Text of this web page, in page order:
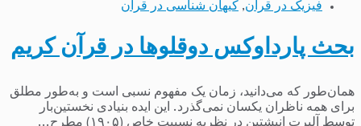
فیزیک در قرآن, کیهان شناسی در قرآن
بحث پارداوکس دوقلوها در قرآن کریم
همان‌طور که می‌دانید، زمان یک مفهوم نسبی است و به‌طور مطلق
برای همه ناظران یکسان نمی‌گذرد. این ایده بنیادی نخستین‌بار
توسط آلبرت انیشتین در نظریه نسبیت خاص (۱۹۰۵) مطرح...